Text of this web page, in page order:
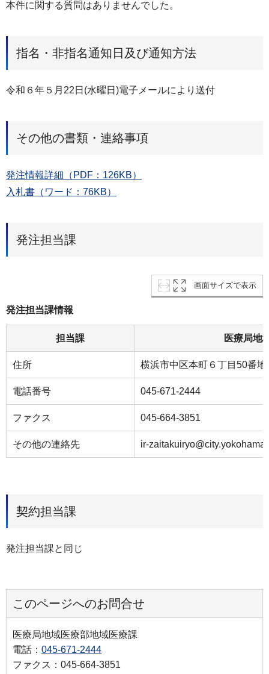
本件に関する質問はありませんでした。
指名・非指名通知日及び通知方法
令和６年５月22日(水曜日)電子メールにより送付
その他の書類・連絡事項
発注情報詳細（PDF：126KB）
入札書（ワード：76KB）
発注担当課
画面サイズで表示
発注担当課情報
担当課 医療局地
住所 横浜市中区本町６丁目50番地
電話番号 045-671-2444
ファクス 045-664-3851
その他の連絡先 ir-
契約担当課
発注担当課と同じ
このページへのお問合せ
医療局地域医療部地域医療課
電話： 045-671-2444
ファクス：045-664-3851